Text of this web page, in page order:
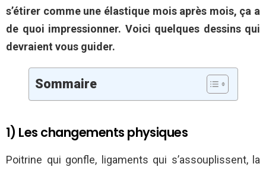
s’étirer comme une élastique mois après mois, ça a
de quoi impressionner. Voici quelques dessins qui
devraient vous guider.
Sommaire
1) Les changements physiques
Poitrine qui gonfle, ligaments qui s’assouplissent, la